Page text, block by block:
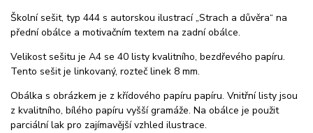
Školní sešit, typ 444 s autorskou ilustrací „Strach a důvěra“ na
přední obálce a motivačním textem na zadní obálce.
Velikost sešitu je A4 se 40 listy kvalitního, bezdřevého papíru.
Tento sešit je linkovaný, rozteč linek 8 mm.
Obálka s obrázkem je z křídového papíru papíru. Vnitřní listy jsou
z kvalitního, bílého papíru vyšší gramáže. Na obálce je použit
parciální lak pro zajímavější vzhled ilustrace.